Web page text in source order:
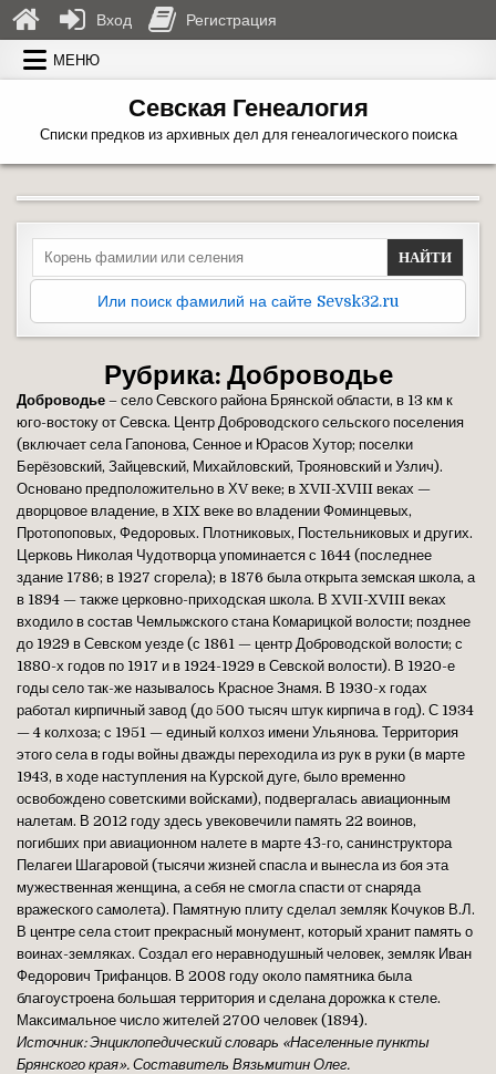
Перейти к содержимому
МЕНЮ
Севская Генеалогия
Списки предков из архивных дел для генеалогического поиска
Search for:
Или поиск фамилий на сайте Sevsk32.ru
Рубрика:Доброводье
Доброводье – село Севского района Брянской области, в 13 км к
юго-востоку от Севска. Центр Доброводского сельского поселения
(включает села Гапонова, Сенное и Юрасов Хутор; поселки
Берёзовский, Зайцевский, Михайловский, Трояновский и Узлич).
Основано предположительно в ХV веке; в XVII-XVIII веках —
дворцовое владение, в XIX веке во владении Фоминцевых,
Протопоповых, Федоровых. Плотниковых, Постельниковых и других.
Церковь Николая Чудотворца упоминается с 1644 (последнее
здание 1786; в 1927 сгорела); в 1876 была открыта земская школа, а
в 1894 — также церковно-приходская школа. В XVII-XVIII веках
входило в состав Чемлыжского стана Комарицкой волости; позднее
до 1929 в Севском уезде (с 1861 — центр Доброводской волости; с
1880-х годов по 1917 и в 1924-1929 в Севской волости). В 1920-е
годы село так-же называлось Красное Знамя. В 1930-х годах
работал кирпичный завод (до 500 тысяч штук кирпича в год). С 1934
— 4 колхоза; с 1951 — единый колхоз имени Ульянова. Территория
этого села в годы войны дважды переходила из рук в руки (в марте
1943, в ходе наступления на Курской дуге, было временно
освобождено советскими войсками), подвергалась авиационным
налетам. В 2012 году здесь увековечили память 22 воинов,
погибших при авиационном налете в марте 4З-го, санинструктора
Пелагеи Шагаровой (тысячи жизней спасла и вынесла из боя эта
мужественная женщина, а себя не смогла спасти от снаряда
вражеского самолета). Памятную плиту сделал земляк Кочуков В.Л.
В центре села стоит прекрасный монумент, который хранит память о
воинах-земляках. Создал его неравнодушный человек, земляк Иван
Федорович Трифанцов. В 2008 году около памятника была
благоустроена большая территория и сделана дорожка к стеле.
Максимальное число жителей 2700 человек (1894).
Источник: Энциклопедический словарь «Населенные пункты
Брянского края». Составитель Вязьмитин Олег.
Вход Регистрация